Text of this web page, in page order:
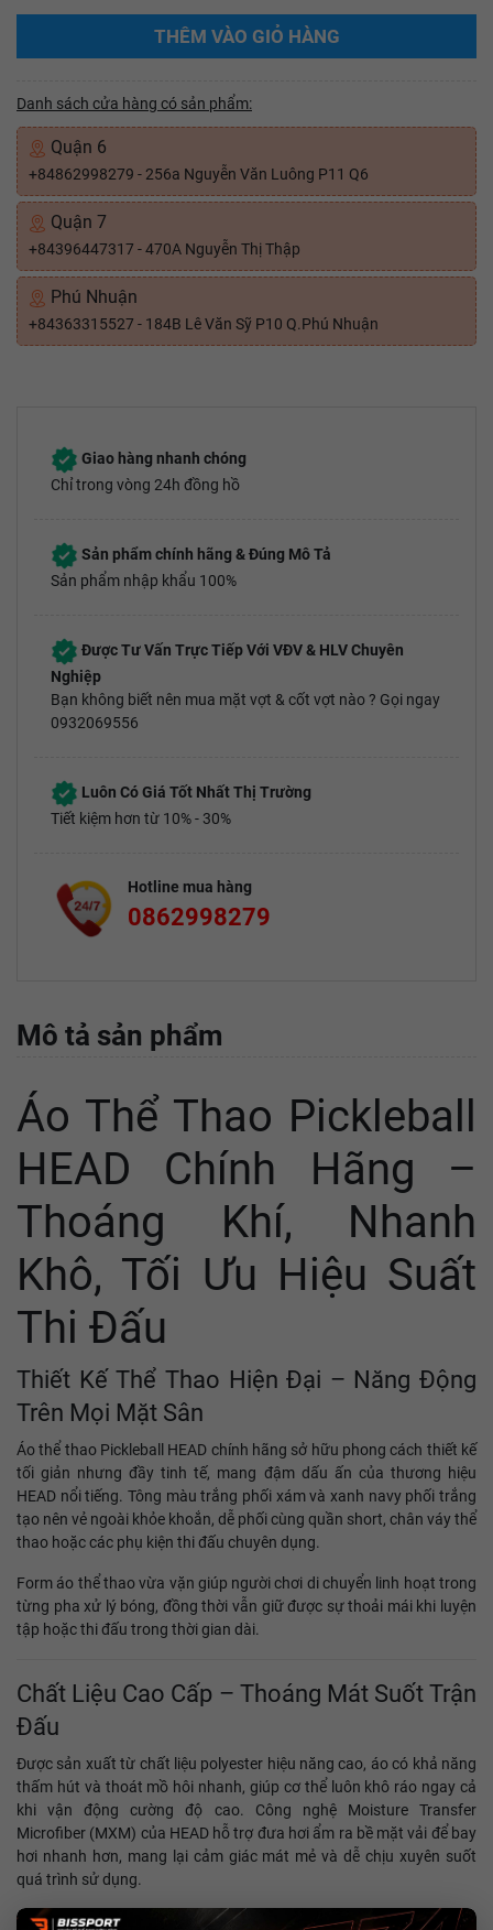
THÊM VÀO GIỎ HÀNG
Danh sách cửa hàng có sản phẩm:
Quận 6
+84862998279 - 256a Nguyễn Văn Luông P11 Q6
Quận 7
+84396447317 - 470A Nguyễn Thị Thập
Phú Nhuận
+84363315527 - 184B Lê Văn Sỹ P10 Q.Phú Nhuận
Giao hàng nhanh chóng
Chỉ trong vòng 24h đồng hồ
Sản phẩm chính hãng & Đúng Mô Tả
Sản phẩm nhập khẩu 100%
Được Tư Vấn Trực Tiếp Với VĐV & HLV Chuyên
Nghiệp
Bạn không biết nên mua mặt vợt & cốt vợt nào ? Gọi ngay
0932069556
Luôn Có Giá Tốt Nhất Thị Trường
Tiết kiệm hơn từ 10% - 30%
Hotline mua hàng
0862998279
Mô tả sản phẩm
Áo Thể Thao Pickleball
HEAD Chính Hãng –
Thoáng Khí, Nhanh
Khô, Tối Ưu Hiệu Suất
Thi Đấu
Thiết Kế Thể Thao Hiện Đại – Năng Động
Trên Mọi Mặt Sân
Áo thể thao Pickleball HEAD chính hãng sở hữu phong cách thiết kế
tối giản nhưng đầy tinh tế, mang đậm dấu ấn của thương hiệu
HEAD nổi tiếng. Tông màu trắng phối xám và xanh navy phối trắng
tạo nên vẻ ngoài khỏe khoắn, dễ phối cùng quần short, chân váy thể
thao hoặc các phụ kiện thi đấu chuyên dụng.
Form áo thể thao vừa vặn giúp người chơi di chuyển linh hoạt trong
từng pha xử lý bóng, đồng thời vẫn giữ được sự thoải mái khi luyện
tập hoặc thi đấu trong thời gian dài.
Chất Liệu Cao Cấp – Thoáng Mát Suốt Trận
Đấu
Được sản xuất từ chất liệu polyester hiệu năng cao, áo có khả năng
thấm hút và thoát mồ hôi nhanh, giúp cơ thể luôn khô ráo ngay cả
khi vận động cường độ cao. Công nghệ Moisture Transfer
Microfiber (MXM) của HEAD hỗ trợ đưa hơi ẩm ra bề mặt vải để bay
hơi nhanh hơn, mang lại cảm giác mát mẻ và dễ chịu xuyên suốt
quá trình sử dụng.
Các mảng lưới và khu vực thông khí được bố trí hợp lý tại tay áo và